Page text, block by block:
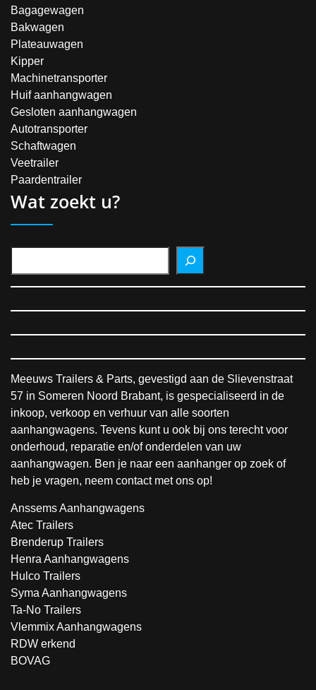
Bagagewagen
Bakwagen
Plateauwagen
Kipper
Machinetransporter
Huif aanhangwagen
Gesloten aanhangwagen
Autotransporter
Schaftwagen
Veetrailer
Paardentrailer
Wat zoekt u?
Meeuws Trailers & Parts, gevestigd aan de Slievenstraat
57 in Someren Noord Brabant, is gespecialiseerd in de
inkoop, verkoop en verhuur van alle soorten
aanhangwagens. Tevens kunt u ook bij ons terecht voor
onderhoud, reparatie en/of onderdelen van uw
aanhangwagen. Ben je naar een aanhanger op zoek of
heb je vragen, neem contact met ons op!
Anssems Aanhangwagens
Atec Trailers
Brenderup Trailers
Henra Aanhangwagens
Hulco Trailers
Syma Aanhangwagens
Ta-No Trailers
Vlemmix Aanhangwagens
RDW erkend
BOVAG